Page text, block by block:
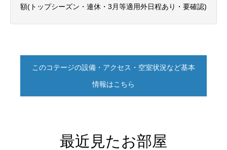
額(トップシーズン・連休・3月等適用外日程あり・要確認)
このコテージの設備・アクセス・空室状況など基本
情報はこちら
最近見たお部屋